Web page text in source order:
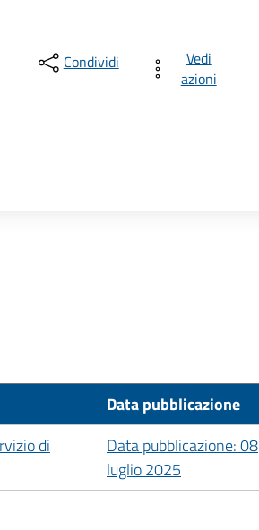
Condividi
Vedi
azioni
Data pubblicazione
di
Data pubblicazione: 08
luglio 2025